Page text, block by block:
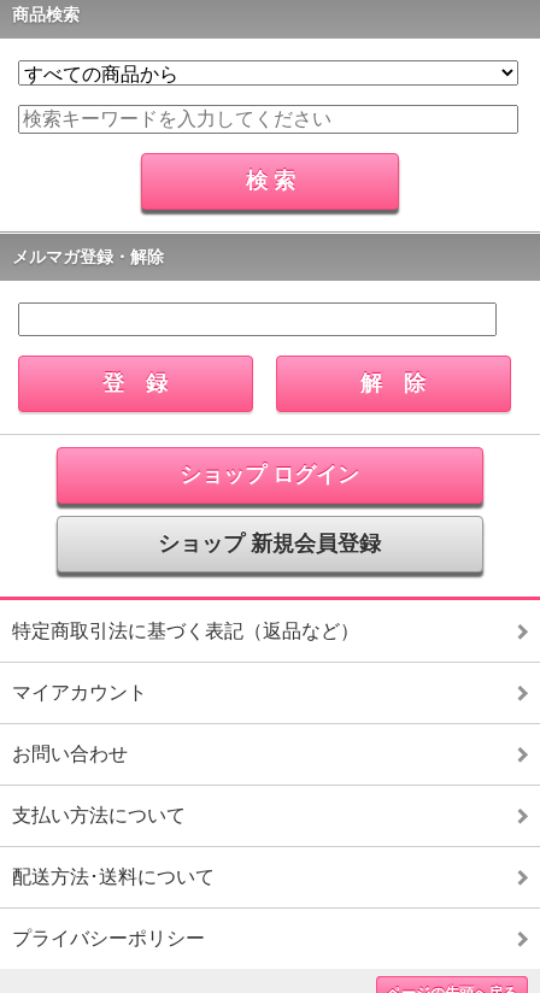
商品検索
メルマガ登録・解除
ショップ ログイン
ショップ 新規会員登録
特定商取引法に基づく表記（返品など）
マイアカウント
お問い合わせ
支払い方法について
配送方法･送料について
プライバシーポリシー